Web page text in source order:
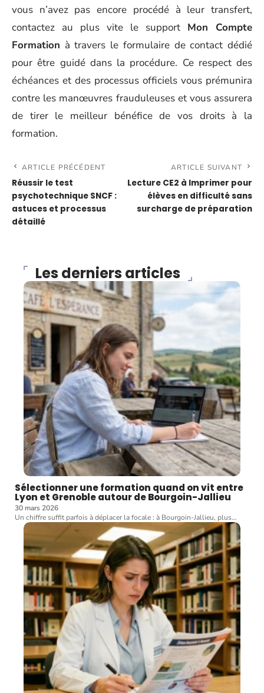
vous n’avez pas encore procédé à leur transfert,
contactez au plus vite le support Mon Compte
Formation à travers le formulaire de contact dédié
pour être guidé dans la procédure. Ce respect des
échéances et des processus officiels vous prémunira
contre les manœuvres frauduleuses et vous assurera
de tirer le meilleur bénéfice de vos droits à la
formation.
ARTICLE PRÉCÉDENT
Réussir le test
psychotechnique SNCF :
astuces et processus
détaillé
ARTICLE SUIVANT
Lecture CE2 à Imprimer pour
élèves en difficulté sans
surcharge de préparation
Les derniers articles
Sélectionner une formation quand on vit entre
Lyon et Grenoble autour de Bourgoin-Jallieu
30 mars 2026
Un chiffre suffit parfois à déplacer la focale : à Bourgoin-Jallieu, plus…